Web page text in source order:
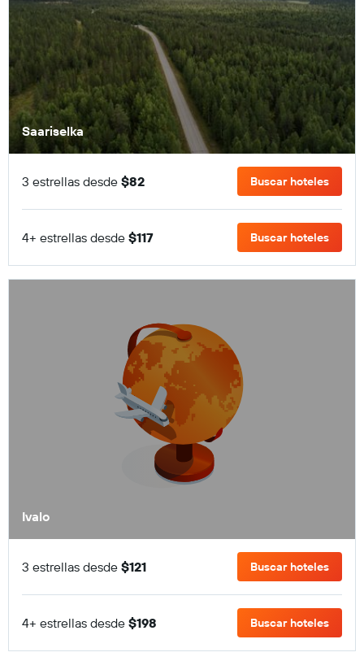
Saariselka
3 estrellas desde $82 Buscar hoteles
4+ estrellas desde $117 Buscar hoteles
Ivalo
3 estrellas desde $121 Buscar hoteles
4+ estrellas desde $198 Buscar hoteles